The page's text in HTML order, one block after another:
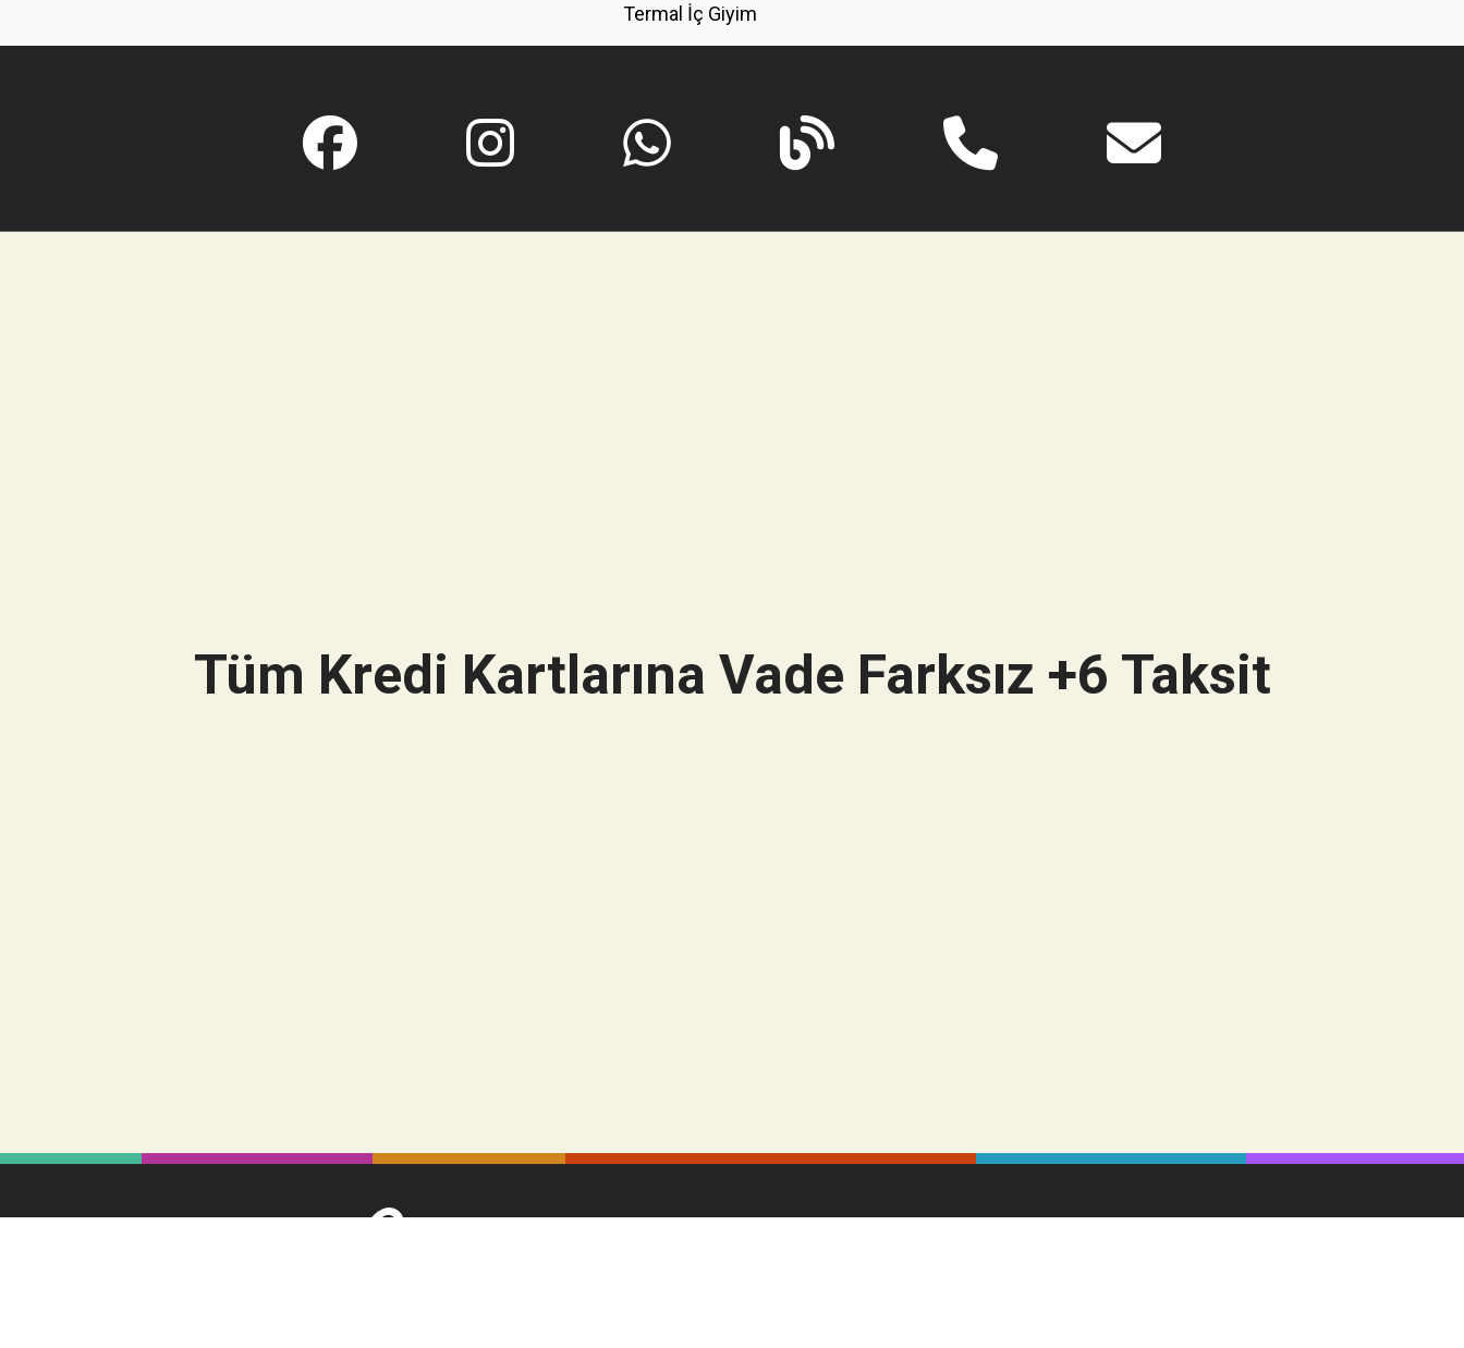
Termal İç Giyim
Tüm Kredi Kartlarına Vade Farksız +6 Taksit